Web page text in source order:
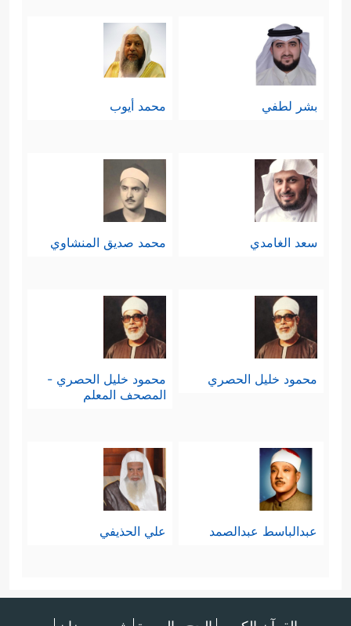
بشر لطفي محمد أيوب
سعد الغامدي محمد صديق المنشاوي
محمود خليل الحصري
محمود خليل الحصري -
المصحف المعلم
عبدالباسط عبدالصمد علي الحذيفي